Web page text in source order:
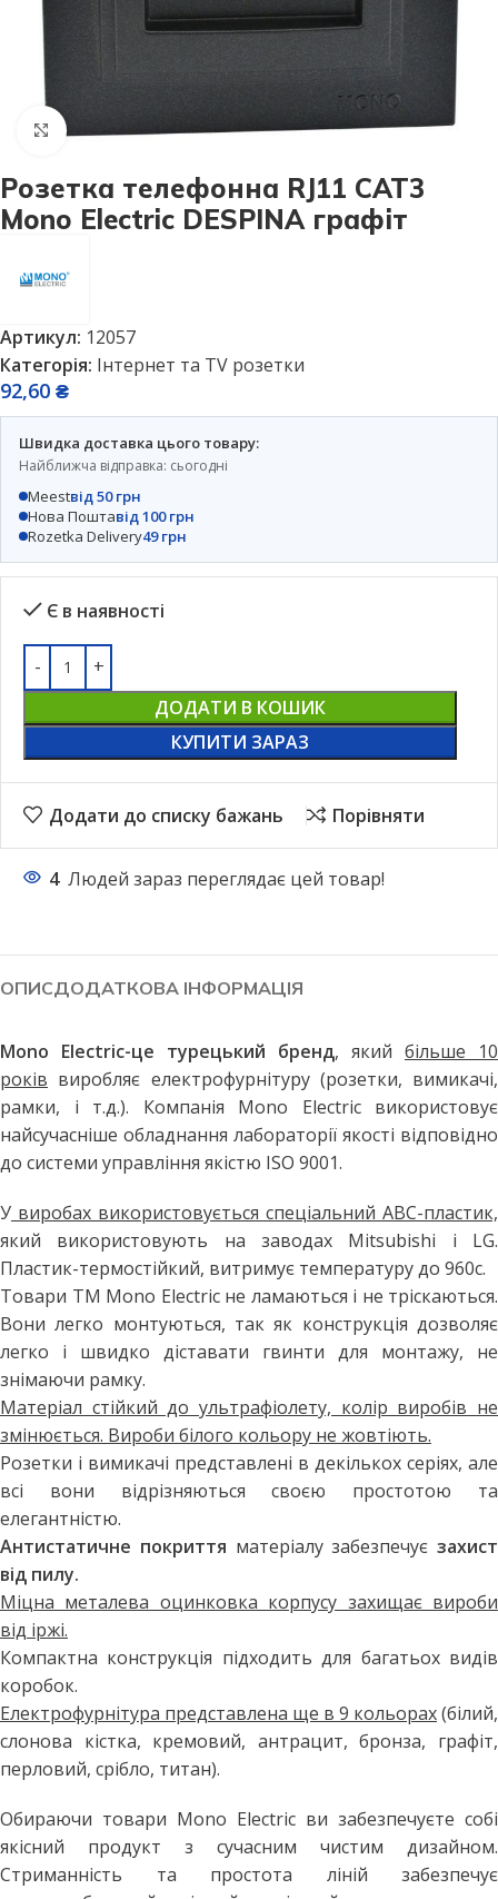
Натисніть, щоб збільшити
Розетка телефонна RJ11 САТ3
Mono Electric DESPINA графіт
Артикул: 12057
Категорія: Інтернет та TV розетки
92,60 ₴
Швидка доставка цього товару:
Найближча відправка: сьогодні
Meestвід 50 грн
Нова Поштавід 100 грн
Rozetka Delivery49 грн
Є в наявності
ДОДАТИ В КОШИК
КУПИТИ ЗАРАЗ
Додати до списку бажань Порівняти
4 Людей зараз переглядає цей товар!
ОПИСДОДАТКОВА ІНФОРМАЦІЯ
Mono Electric-це турецький бренд, який більше 10
років виробляє електрофурнітуру (розетки, вимикачі,
рамки, і т.д.). Компанія Mono Electric використовує
найсучасніше обладнання лабораторії якості відповідно
до системи управління якістю ISO 9001.
У виробах використовується спеціальний АВС-пластик,
який використовують на заводах Mitsubishi і LG.
Пластик-термостійкий, витримує температуру до 960с.
Товари ТМ Mono Electric не ламаються і не тріскаються.
Вони легко монтуються, так як конструкція дозволяє
легко і швидко діставати гвинти для монтажу, не
знімаючи рамку.
Матеріал стійкий до ультрафіолету, колір виробів не
змінюється. Вироби білого кольору не жовтіють.
Розетки і вимикачі представлені в декількох серіях, але
всі вони відрізняються своєю простотою та
елегантністю.
Антистатичне покриття матеріалу забезпечує захист
від пилу.
Міцна металева оцинковка корпусу захищає вироби
від іржі.
Компактна конструкція підходить для багатьох видів
коробок.
Електрофурнітура представлена ще в 9 кольорах(білий,
слонова кістка, кремовий, антрацит, бронза, графіт,
перловий, срібло, титан).
Обираючи товари Mono Electric ви забезпечуєте собі
якісний продукт з сучасним чистим дизайном.
Стриманність та простота ліній забезпечує